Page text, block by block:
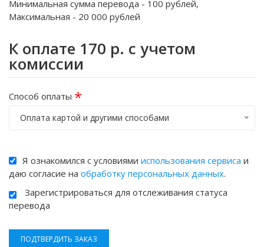
Минимальная сумма перевода - 100 рублей,
Максимальная - 20 000 рублей
К оплате 170 р. с учетом
комиссии
Способ оплаты *
Оплата картой и другими способами
Я ознакомился с условиями использования сервиса и
даю согласие на обработку персональных данных.
Зарегистрироваться для отслеживания статуса
перевода
ПОДТВЕРДИТЬ ЗАКАЗ